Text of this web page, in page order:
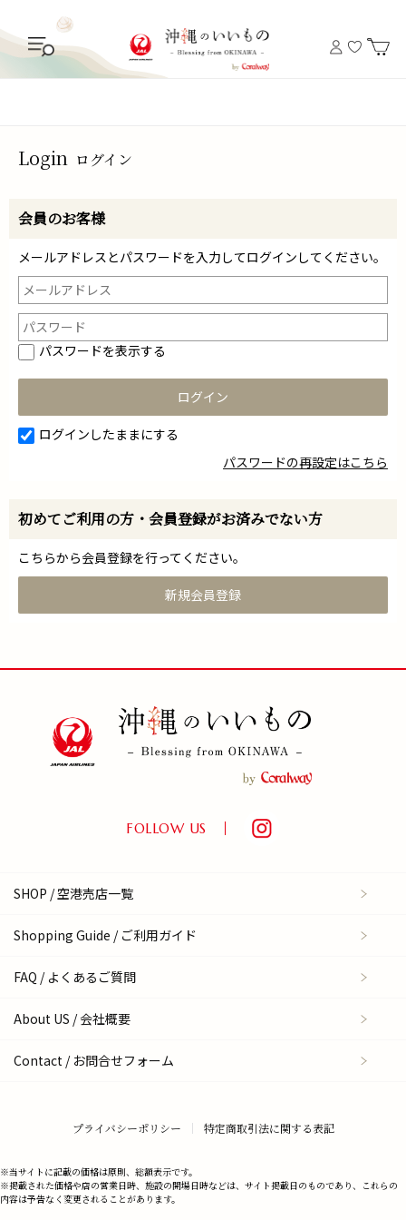
Login ログイン
会員のお客様
メールアドレスとパスワードを入力してログインしてください。
パスワードを表示する
ログインしたままにする
パスワードの再設定はこちら
FOLLOW US
SHOP / 空港売店一覧
Shopping Guide / ご利用ガイド
FAQ / よくあるご質問
About US / 会社概要
Contact / お問合せフォーム
プライバシーポリシー 特定商取引法に関する表記
※当サイトに記載の価格は原則、総額表示です。
※掲載された価格や店の営業日時、施設の開場日時などは、サイト掲載日のものであり、これらの
内容は予告なく変更されることがあります。